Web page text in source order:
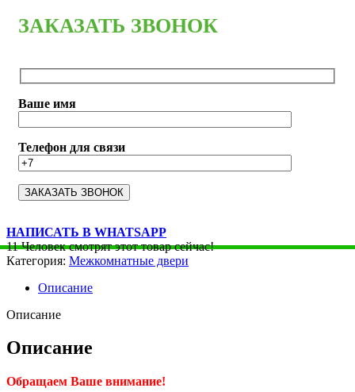
ЗАКАЗАТЬ ЗВОНОК
Ваше имя
Телефон для связи
НАПИСАТЬ В WHATSAPP
11 Человек смотрят этот товар сейчас!
Категория: Межкомнатные двери
Описание
Описание
Описание
Обращаем Ваше внимание!